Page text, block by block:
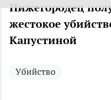
Нижегородец
жестокое
Капустиной
Убийство